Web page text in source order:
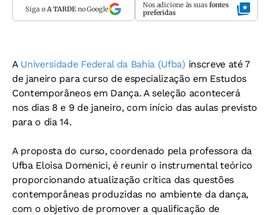
Siga o A TARDEno Google Nos adicione às suas fontes
preferidas
A Universidade Federal da Bahia (Ufba) inscreve até 7
de janeiro para curso de especialização em Estudos
Contemporâneos em Dança. A seleção acontecerá
nos dias 8 e 9 de janeiro, com início das aulas previsto
para o dia 14.
A proposta do curso, coordenado pela professora da
Ufba Eloisa Domenici, é reunir o instrumental teórico
proporcionando atualização crítica das questões
contemporâneas produzidas no ambiente da dança,
com o objetivo de promover a qualificação de